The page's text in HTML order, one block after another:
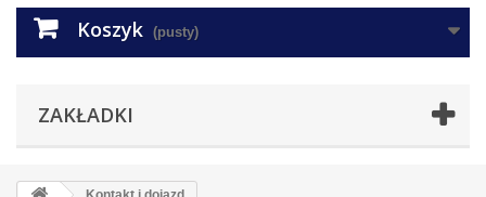
Koszyk (pusty)
ZAKŁADKI